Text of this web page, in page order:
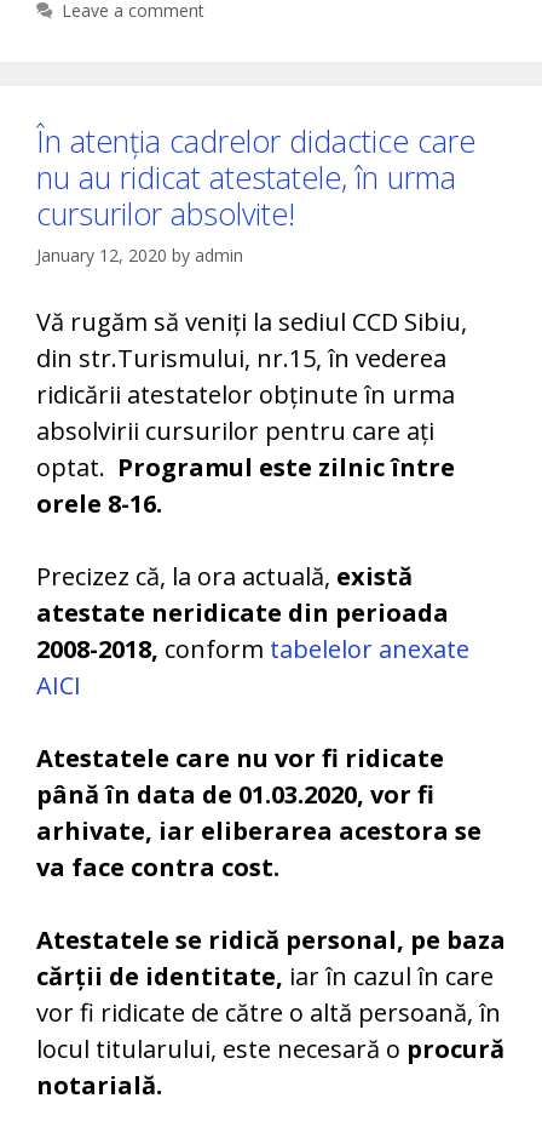
Leave a comment
În atenția cadrelor didactice care
nu au ridicat atestatele, în urma
cursurilor absolvite!
January 12, 2020 by admin
Vă rugăm să veniți la sediul CCD Sibiu,
din str.Turismului, nr.15, în vederea
ridicării atestatelor obținute în urma
absolvirii cursurilor pentru care ați
optat. Programul este zilnic între
orele 8-16.
Precizez că, la ora actuală, există
atestate neridicate din perioada
2008-2018, conform tabelelor anexate
AICI
Atestatele care nu vor fi ridicate
până în data de 01.03.2020, vor fi
arhivate, iar eliberarea acestora se
va face contra cost.
Atestatele se ridică personal, pe baza
cărții de identitate, iar în cazul în care
vor fi ridicate de către o altă persoană, în
locul titularului, este necesară o procură
notarială.